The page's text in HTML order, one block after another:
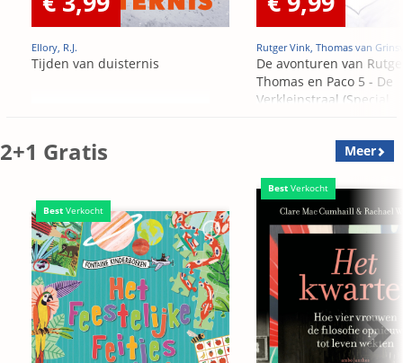
Ellory, R.J.
Tijden van duisternis
Rutger Vink, Thomas van
De avonturen van
Thomas en Paco 5 - De
Verkleinstraal (Special
2+1 Gratis Meer
Best Verkocht
Best Verkocht